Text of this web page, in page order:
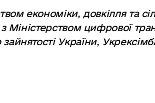
економіки, довкілля та
Міністерством цифрової
України,